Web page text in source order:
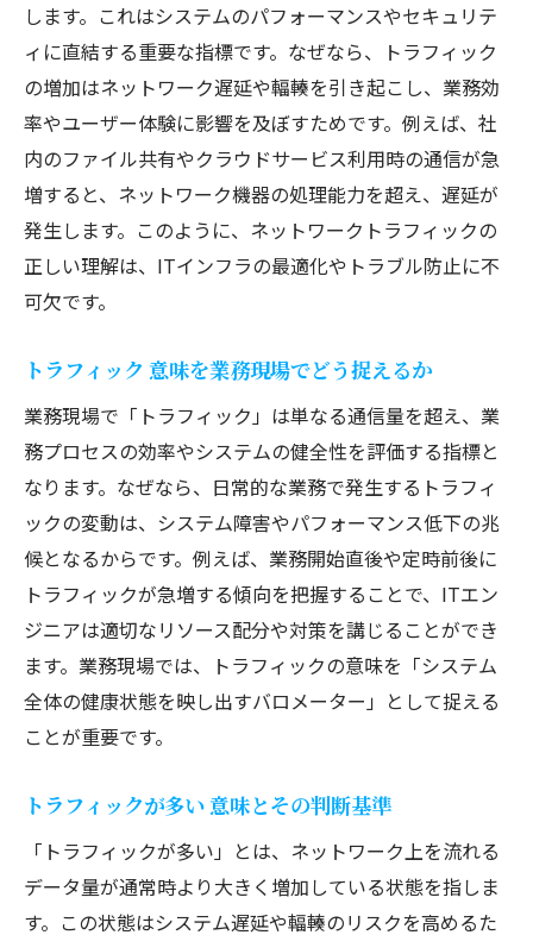
します。これはシステムのパフォーマンスやセキュリテ
ィに直結する重要な指標です。なぜなら、トラフィック
の増加はネットワーク遅延や輻輳を引き起こし、業務効
率やユーザー体験に影響を及ぼすためです。例えば、社
内のファイル共有やクラウドサービス利用時の通信が急
増すると、ネットワーク機器の処理能力を超え、遅延が
発生します。このように、ネットワークトラフィックの
正しい理解は、ITインフラの最適化やトラブル防止に不
可欠です。
トラフィック 意味を業務現場でどう捉えるか
業務現場で「トラフィック」は単なる通信量を超え、業
務プロセスの効率やシステムの健全性を評価する指標と
なります。なぜなら、日常的な業務で発生するトラフィ
ックの変動は、システム障害やパフォーマンス低下の兆
候となるからです。例えば、業務開始直後や定時前後に
トラフィックが急増する傾向を把握することで、ITエン
ジニアは適切なリソース配分や対策を講じることができ
ます。業務現場では、トラフィックの意味を「システム
全体の健康状態を映し出すバロメーター」として捉える
ことが重要です。
トラフィックが多い 意味とその判断基準
「トラフィックが多い」とは、ネットワーク上を流れる
データ量が通常時より大きく増加している状態を指しま
す。この状態はシステム遅延や輻輳のリスクを高めるた